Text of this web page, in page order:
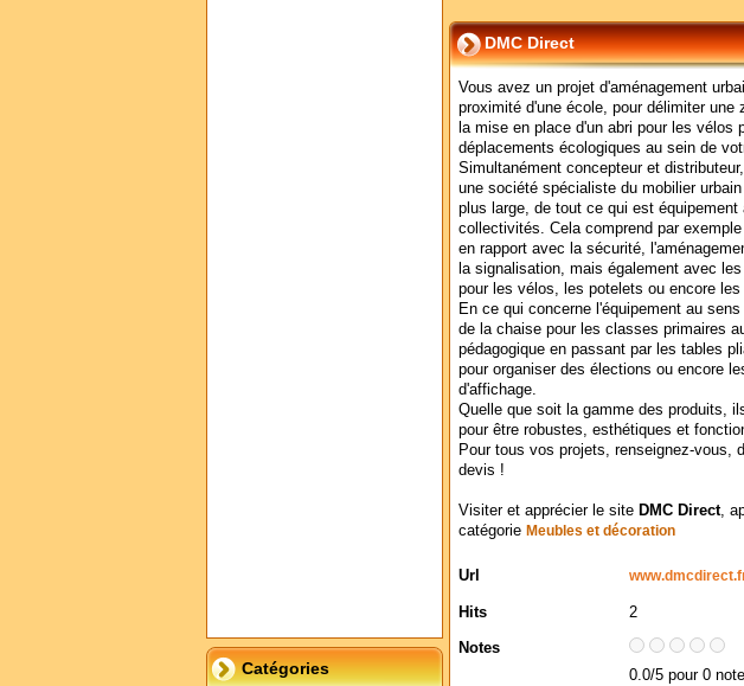
Catégories
DMC Direct
Vous avez un projet d'aménagement
proximité d'une école, pour délimiter une
la mise en place d'un abri pour les vélos
déplacements écologiques au sein de
Simultanément concepteur et
une société spécialiste du mobilier
plus large, de tout ce qui est équipement
collectivités. Cela comprend par
en rapport avec la sécurité,
la signalisation, mais également avec
pour les vélos, les potelets ou encore les
En ce qui concerne l'équipement au
de la chaise pour les classes primaires
pédagogique en passant par les tables
pour organiser des élections ou encore
d'affichage.
Quelle que soit la gamme des produits,
pour être robustes, esthétiques et
Pour tous vos projets, renseignez-vous,
devis !
Visiter et apprécier le site DMC Direct,
catégorie Meubles et décoration
Url
Hits
2
Notes
0.0/5 pour 0 note